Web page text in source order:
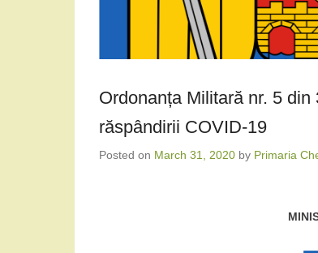
Ordonanța Militară nr. 5
răspândirii COVID-19
Posted on March 31, 2020 by Primaria